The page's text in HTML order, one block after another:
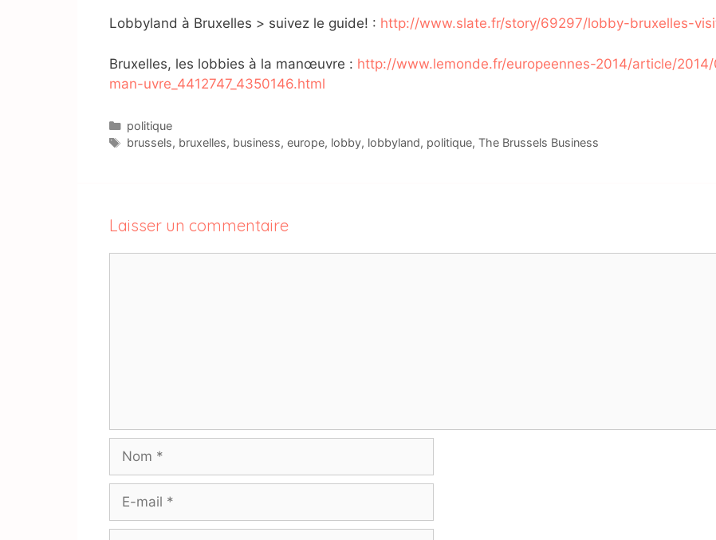
Lobbyland à Bruxelles > suivez le guide! : http://www.slate.fr/story/69297/lobby-bruxelles-
Bruxelles, les lobbies à la manœuvre : http://www.lemonde.fr/europeennes-2014/article/
man-uvre_4412747_4350146.html
Catégories
politique
Étiquettes
brussels, bruxelles, business, europe, lobby, lobbyland, politique, The Brussels Business
Laisser un commentaire
mail